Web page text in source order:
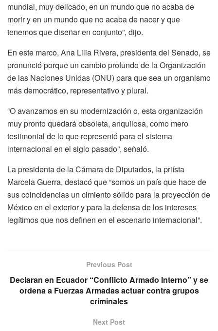
mundial, muy delicado, en un mundo que no acaba de
morir y en un mundo que no acaba de nacer y que
tenemos que diseñar en conjunto”, dijo.
En este marco, Ana Lilia Rivera, presidenta del Senado, se
pronunció porque un cambio profundo de la Organización
de las Naciones Unidas (ONU) para que sea un organismo
más democrático, representativo y plural.
“O avanzamos en su modernización o, esta organización
muy pronto quedará obsoleta, anquilosa, como mero
testimonial de lo que representó para el sistema
internacional en el siglo pasado”, señaló.
La presidenta de la Cámara de Diputados, la priísta
Marcela Guerra, destacó que “somos un país que hace de
sus coincidencias un cimiento sólido para la proyección de
México en el exterior y para la defensa de los intereses
legítimos que nos definen en el escenario internacional”.
Previous Post
Declaran en Ecuador “Conflicto Armado Interno” y se
ordena a Fuerzas Armadas actuar contra grupos
criminales
Next Post